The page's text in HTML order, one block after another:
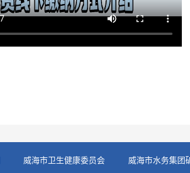
威海市卫生健康委员会 威海市水务集团